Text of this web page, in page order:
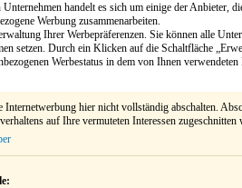
handelt es sich um einige der Anbieter,
Werbung zusammenarbeiten.
Ihrer Werbepräferenzen. Sie können alle
setzen. Durch ein Klicken auf die Schaltfläche
Werbestatus in dem von Ihnen
hier nicht vollständig abschalten.
auf Ihre vermuteten Interessen zugeschnitten